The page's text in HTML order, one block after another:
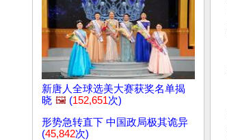
新唐人全球选美大赛获奖名单揭
晓 🖼️ (152,651次)
形势急转直下 中国政局极其诡异
(45,842次)